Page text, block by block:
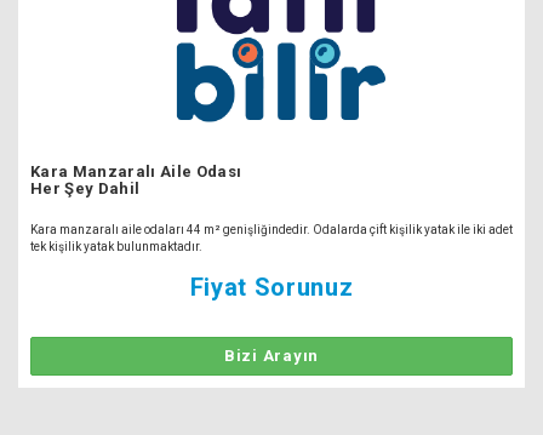
Kara Manzaralı Aile Odası
Her Şey Dahil
Kara manzaralı aile odaları 44 m² genişliğindedir. Odalarda çift kişilik yatak ile iki adet
tek kişilik yatak bulunmaktadır.
Fiyat Sorunuz
Bizi Arayın